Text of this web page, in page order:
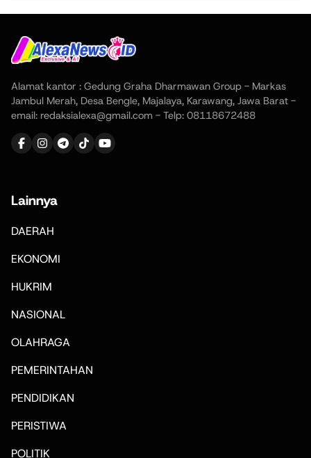
Alamat kantor : Gedung Graha Dharmawan Group - Markas
Jambul Merah, Desa Bengle, Majalaya, Karawang, Jawa Barat -
email: redaksialexa@gmail.com - Telp: 08118672488
Lainnya
DAERAH
EKONOMI
HUKRIM
NASIONAL
OLAHRAGA
PEMERINTAHAN
PENDIDIKAN
PERISTIWA
POLITIK